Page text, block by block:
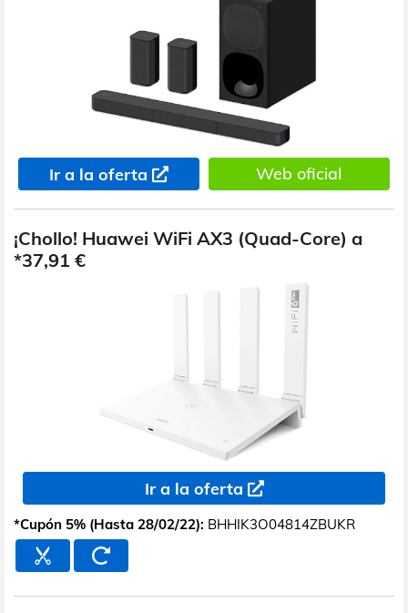
Ir a la oferta Web oficial
¡Chollo! Huawei WiFi AX3 (Quad-Core) a
*37,91 €
Ir a la oferta
*Cupón 5% (Hasta 28/02/22): BHHIK3O04814ZBUKR